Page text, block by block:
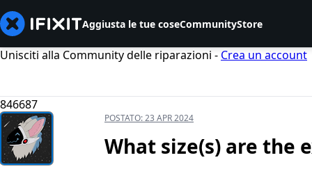
Aggiusta le tue coseCommunityStore
Unisciti alla Community delle riparazioni - Crea un account
846687
POSTATO:23 APR 2024
What size(s) are the